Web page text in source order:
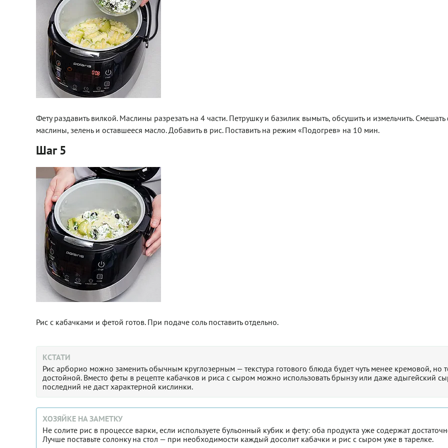
Фету раздавить вилкой. Маслины разрезать на 4 части. Петрушку и базилик вымыть, обсушить и измельчить. Смешать
маслины, зелень и оставшееся масло. Добавить в рис. Поставить на режим «Подогрев» на 10 мин.
Шаг 5
Рис с кабачками и фетой готов. При подаче соль поставить отдельно.
КСТАТИ
Рис арборио можно заменить обычным круглозерным — текстура готового блюда будет чуть менее кремовой, но
достойной. Вместо феты в рецепте кабачков и риса с сыром можно использовать брынзу или даже адыгейский
последний не даст характерной кислинки.
ХОЗЯЙКЕ НА ЗАМЕТКУ
Не солите рис в процессе варки, если используете бульонный кубик и фету: оба продукта уже содержат
Лучше поставьте солонку на стол — при необходимости каждый досолит кабачки и рис с сыром уже в тарелке.